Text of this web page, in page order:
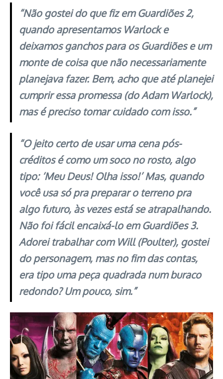
“Não gostei do que fiz em Guardiões 2,
quando apresentamos Warlock e
deixamos ganchos para os Guardiões e um
monte de coisa que não necessariamente
planejava fazer. Bem, acho que até planejei
cumprir essa promessa (do Adam Warlock),
mas é preciso tomar cuidado com isso.”
“O jeito certo de usar uma cena pós-
créditos é como um soco no rosto, algo
tipo: ‘Meu Deus! Olha isso!’ Mas, quando
você usa só pra preparar o terreno pra
algo futuro, às vezes está se atrapalhando.
Não foi fácil encaixá-lo em Guardiões 3.
Adorei trabalhar com Will (Poulter), gostei
do personagem, mas no fim das contas,
era tipo uma peça quadrada num buraco
redondo? Um pouco, sim.”